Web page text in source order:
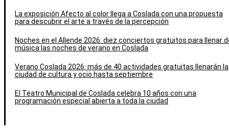
La exposición Afecto al color llega a Coslada con una propuesta
para descubrir el arte a través de la percepción
Noches en el Allende 2026: diez conciertos gratuitos para llenar
música las noches de verano en Coslada
Verano Coslada 2026: más de 40 actividades gratuitas llenarán la
ciudad de cultura y ocio hasta septiembre
El Teatro Municipal de Coslada celebra 10 años con una
programación especial abierta a toda la ciudad